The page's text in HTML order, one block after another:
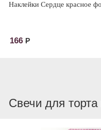
Наклейки Сердце красное
166 Р
Свечи для